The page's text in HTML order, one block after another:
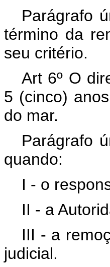
Parágrafo
término da
seu critério.
Art 6º O
5 (cinco)
do mar.
Parágrafo
quando:
I - o
II - a
III - a
judicial.